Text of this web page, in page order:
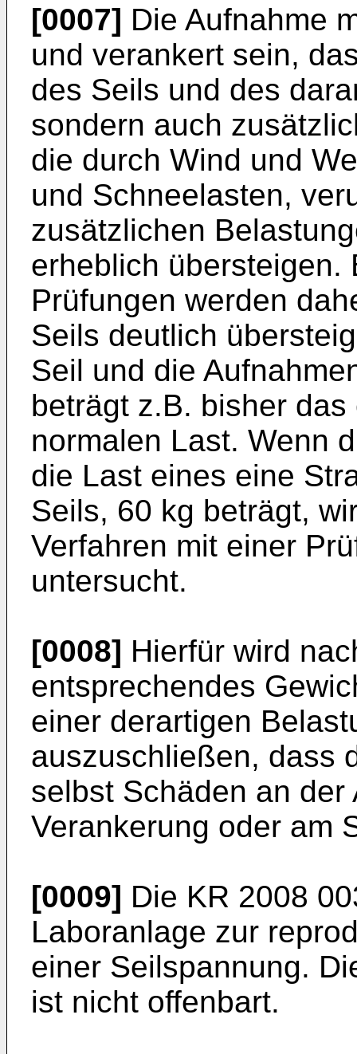
[0007] Die Aufnahme
und verankert sein,
des Seils und des
sondern auch
die durch Wind und
und Schneelasten,
zusätzlichen
erheblich übersteigen.
Prüfungen werden
Seils deutlich
Seil und die
beträgt z.B. bisher
normalen Last. Wenn
die Last eines eine
Seils, 60 kg beträgt,
Verfahren mit einer
untersucht.
[0008] Hierfür wird
entsprechendes
einer derartigen
auszuschließen, dass
selbst Schäden an
Verankerung oder am
[0009] Die KR 2008
Laboranlage zur
einer Seilspannung.
ist nicht offenbart.